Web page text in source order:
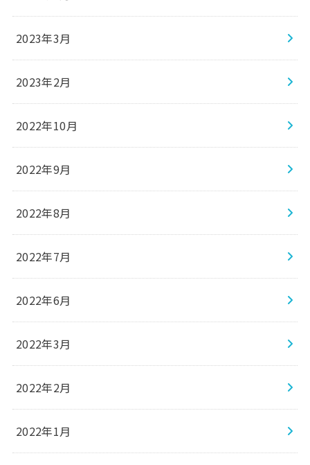
2023年3月
2023年2月
2022年10月
2022年9月
2022年8月
2022年7月
2022年6月
2022年3月
2022年2月
2022年1月